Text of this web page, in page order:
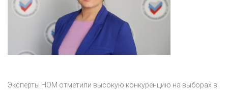
Эксперты НОМ отметили высокую конкуренцию на выборах в